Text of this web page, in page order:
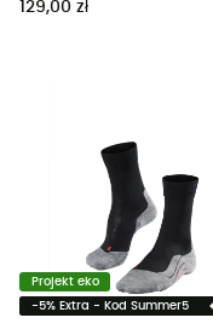
129,00 zł
Projekt eko
-5% Extra - Kod Summer5